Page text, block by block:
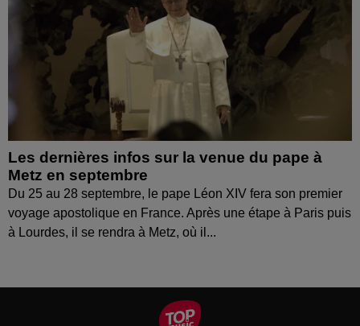
Les dernières infos sur la venue du pape à
Metz en septembre
Du 25 au 28 septembre, le pape Léon XIV fera son premier
voyage apostolique en France. Après une étape à Paris puis
à Lourdes, il se rendra à Metz, où il...